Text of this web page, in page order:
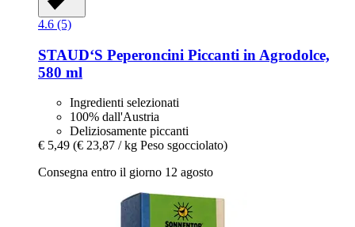
4.6 (5)
STAUD‘S Peperoncini Piccanti in Agrodolce,
580 ml
Ingredienti selezionati
100% dall'Austria
Deliziosamente piccanti
€ 5,49 (€ 23,87 / kg Peso sgocciolato)
Consegna entro il giorno 12 agosto